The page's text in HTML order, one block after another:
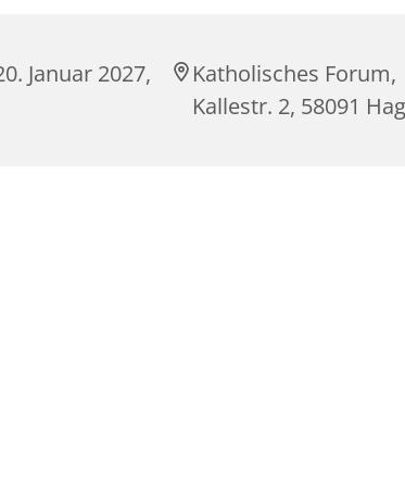
Januar 2027,
Katholisches Forum,
Kallestr. 2, 58091